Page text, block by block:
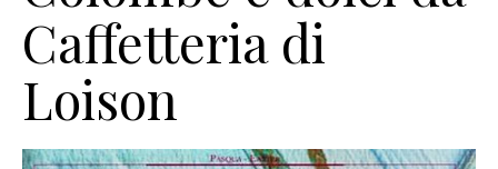
Caffetteria di
Loison